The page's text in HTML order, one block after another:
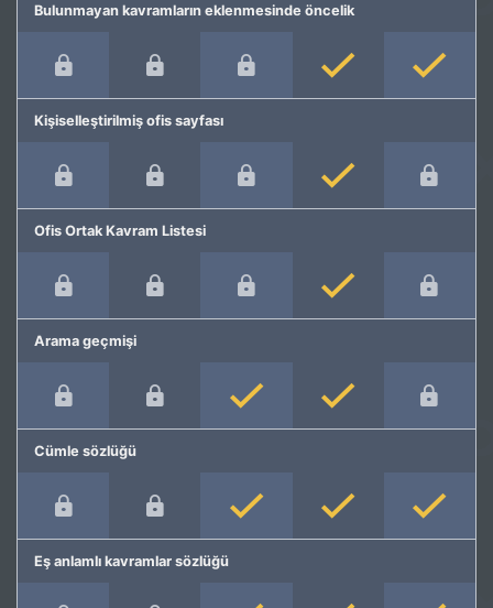
Bulunmayan kavramların eklenmesinde öncelik
Kişiselleştirilmiş ofis sayfası
Ofis Ortak Kavram Listesi
Arama geçmişi
Cümle sözlüğü
Eş anlamlı kavramlar sözlüğü